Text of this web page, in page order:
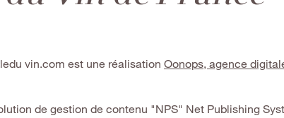
vin.com est une réalisation Oonops, agence
de gestion de contenu "NPS" Net Publishing